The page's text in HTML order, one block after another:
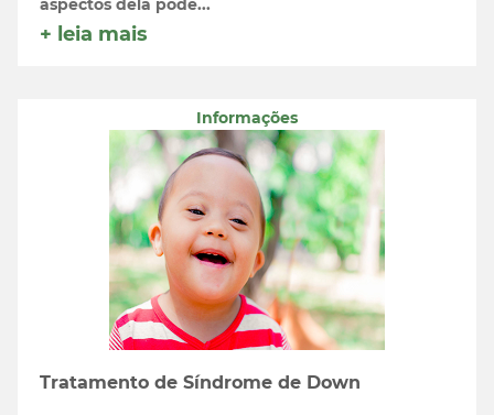
aspectos dela pode...
+ leia mais
Informações
Tratamento de Síndrome de Down